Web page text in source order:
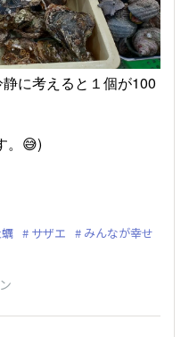
に考えると１個が100
。😅)
サザエ
みんなが幸せ